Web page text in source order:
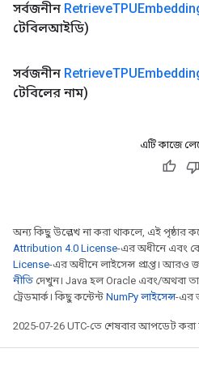
সর্বজনীন Retrieve
টেবিলআইডি)
সর্বজনীন Retrieve
টেবিলের নাম)
এটি কাজে
অন্য কিছু উল্লেখ না করা থাকলে, এই পৃষ্ঠার
Attribution 4.0 License-এর অধীনে এবং
License-এর অধীনে লাইসেন্স প্রাপ্ত। আরও
নীতি দেখুন। Java হল Oracle এবং/অথবা তার
ট্রেডমার্ক। কিছু কন্টেন্ট NumPy লাইসেন্স-এর
2025-07-26 UTC-তে শেষবার আপডেট করা